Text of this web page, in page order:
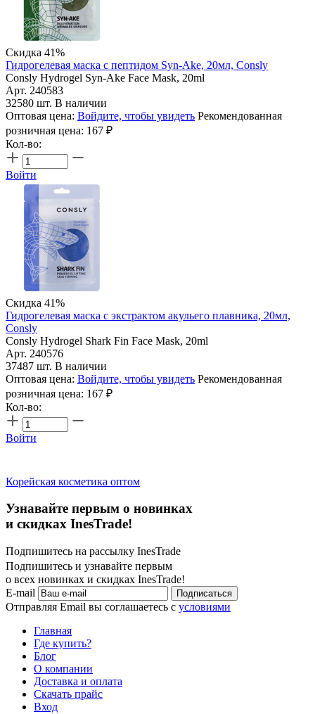
Скидка 41%
Гидрогелевая маска с пептидом Syn-Ake, 20мл, Consly
Consly Hydrogel Syn-Ake Face Mask, 20ml
Арт. 240583
32580 шт. В наличии
Оптовая цена: Войдите, чтобы увидеть Рекомендованная
розничная цена: 167 ₽
Кол-во:
Войти
Скидка 41%
Гидрогелевая маска с экстрактом акульего плавника, 20мл,
Consly
Consly Hydrogel Shark Fin Face Mask, 20ml
Арт. 240576
37487 шт. В наличии
Оптовая цена: Войдите, чтобы увидеть Рекомендованная
розничная цена: 167 ₽
Кол-во:
Войти
Корейская косметика оптом
Узнавайте первым о новинках
и скидках InesTrade!
Подпишитесь на рассылку InesTrade
Подпишитесь и узнавайте первым
о всех новинках и скидках InesTrade!
E-mail
Подписаться
Отправляя Email вы соглашаетесь с условиями
Главная
Где купить?
Блог
О компании
Доставка и оплата
Скачать прайс
Вход